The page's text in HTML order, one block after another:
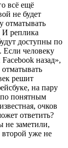
всё ещё
не будет
отматывать
И реплика
доступны по
Если человеку
назад»,
решит
на пару
понятным
очков
ответить?
не заметили,
второй уже не